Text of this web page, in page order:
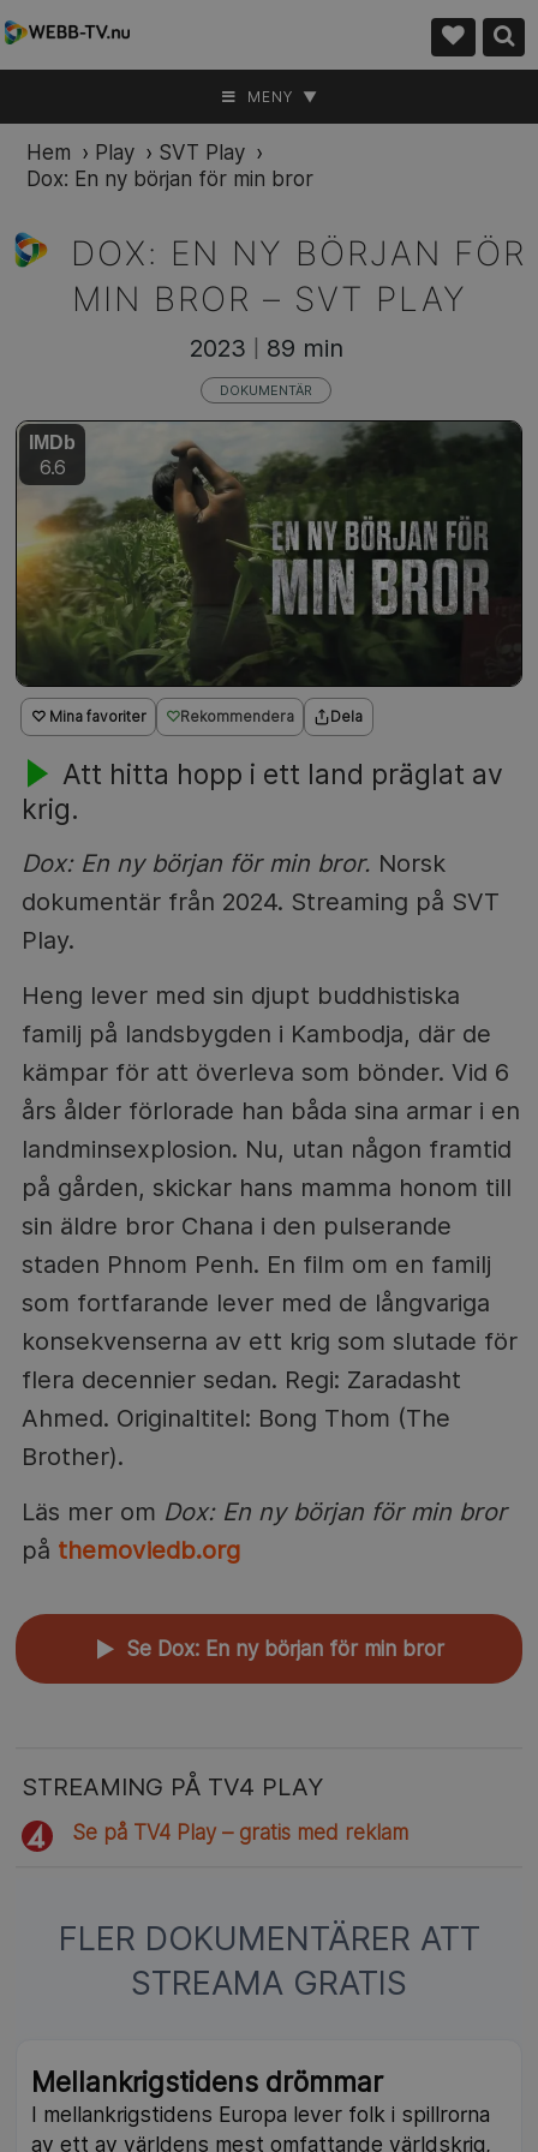
MENY ▼
Hem › Play › SVT Play ›
Dox: En ny början för min bror
DOX: EN NY BÖRJAN FÖR
MIN BROR – SVT PLAY
♡ Mina favoriter Rekommendera Dela
Att hitta hopp i ett land präglat av
krig.
Dox: En ny början för min bror. Norsk
dokumentär från 2024. Streaming på SVT
Play.
Heng lever med sin djupt buddhistiska
familj på landsbygden i Kambodja, där de
kämpar för att överleva som bönder. Vid 6
års ålder förlorade han båda sina armar i en
landminsexplosion. Nu, utan någon framtid
på gården, skickar hans mamma honom till
sin äldre bror Chana i den pulserande
staden Phnom Penh. En film om en familj
som fortfarande lever med de långvariga
konsekvenserna av ett krig som slutade för
flera decennier sedan. Regi: Zaradasht
Ahmed. Originaltitel: Bong Thom (The
Brother).
Läs mer om Dox: En ny början för min bror
på themoviedb.org
▲ Se Dox: En ny början för min bror
STREAMING PÅ TV4 PLAY
Se på TV4 Play – gratis med reklam
2023 89 min
DOKUMENTÄR
IMDb
6.6
FLER DOKUMENTÄRER ATT
STREAMA GRATIS
Mellankrigstidens drömmar
I mellankrigstidens Europa lever folk i spillrorna
av ett av världens mest omfattande världskrig,